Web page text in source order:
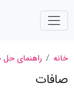
خانه راهنمای
صافات